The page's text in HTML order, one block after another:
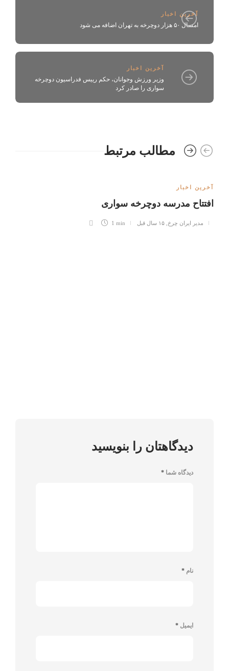
آخرین اخبار
امسال ۵۰ هزار دوچرخه به تهران اضافه می شود
آخرین اخبار
وزیر ورزش وجوانان، حکم رییس فدراسیون دوچرخه
سواری را صادر کرد
مطالب مرتبط
آخرین اخبار
افتتاح مدرسه دوچرخه سواری
مدیر ایران چرخ ۱۵ سال قبل 1 min
دیدگاهتان را بنویسید
دیدگاه شما *
نام *
ایمیل *